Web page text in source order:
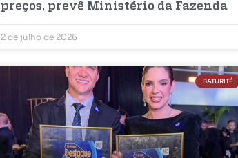
preços, prevê Ministério da Fazenda
2 de julho de 2026
BATURITÉ